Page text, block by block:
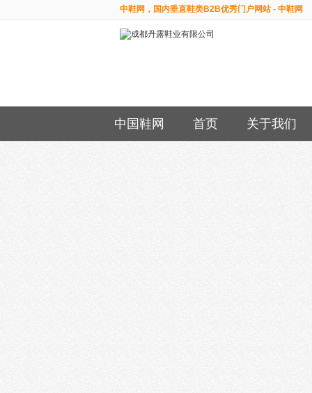
中鞋网，国内垂直鞋类B2B优秀门户网站 - 中鞋网
中国鞋网 首页 关于我们